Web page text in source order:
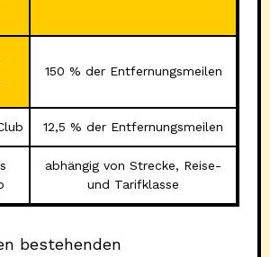
150 % der Entfernungsmeilen
12,5 % der Entfernungsmeilen
abhängig von Strecke, Reise-
und Tarifklasse
bestehenden